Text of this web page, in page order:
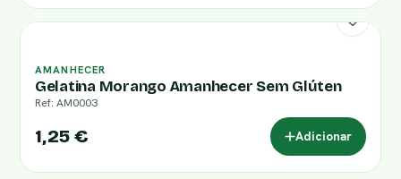
AMANHECER
Gelatina Morango Amanhecer Sem Glúten
Ref: AM0003
1,25 € Adicionar